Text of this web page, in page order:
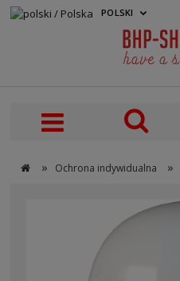
» Ochrona indywidualna »
POLSKI